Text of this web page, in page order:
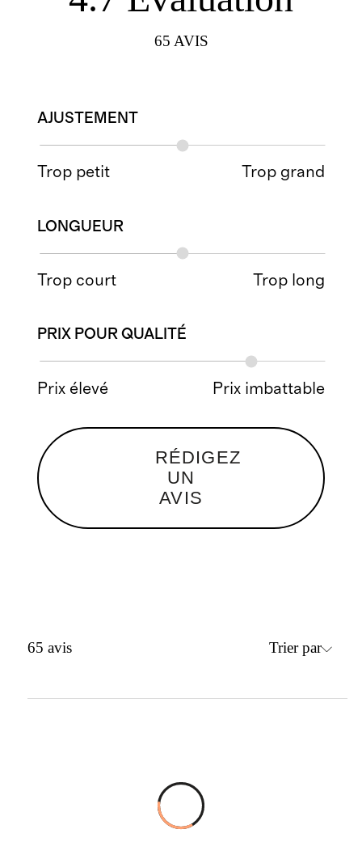
65 AVIS
AJUSTEMENT
Trop petit Trop grand
LONGUEUR
Trop court Trop long
PRIX POUR QUALITÉ
Prix élevé Prix imbattable
RÉDIGEZ
UN
AVIS
65 avis Trier par